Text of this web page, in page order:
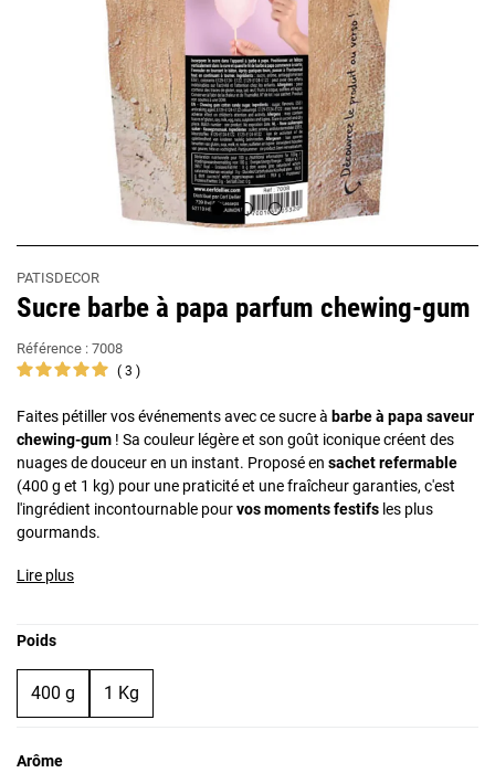
PATISDECOR
Sucre barbe à papa parfum chewing-gum
Référence : 7008
3
Faites pétiller vos événements avec ce sucre à barbe à papa saveur
chewing-gum ! Sa couleur légère et son goût iconique créent des
nuages de douceur en un instant. Proposé en sachet refermable
(400 g et 1 kg) pour une praticité et une fraîcheur garanties, c'est
l'ingrédient incontournable pourvos moments festifs les plus
gourmands.
Lire plus
Poids
400 g 1 Kg
Arôme